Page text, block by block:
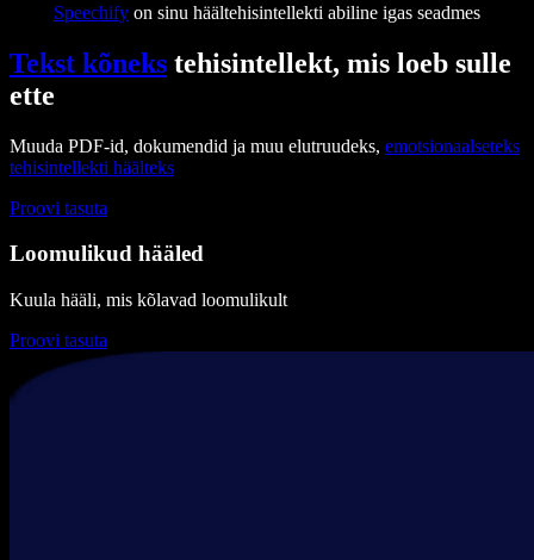
Speechify on sinu häältehisintellekti abiline igas seadmes
Tekst kõneks tehisintellekt, mis loeb sulle
ette
Muuda PDF-id, dokumendid ja muu elutruudeks, emotsionaalseteks
tehisintellekti häälteks
Proovi tasuta
Loomulikud hääled
Kuula hääli, mis kõlavad loomulikult
Proovi tasuta